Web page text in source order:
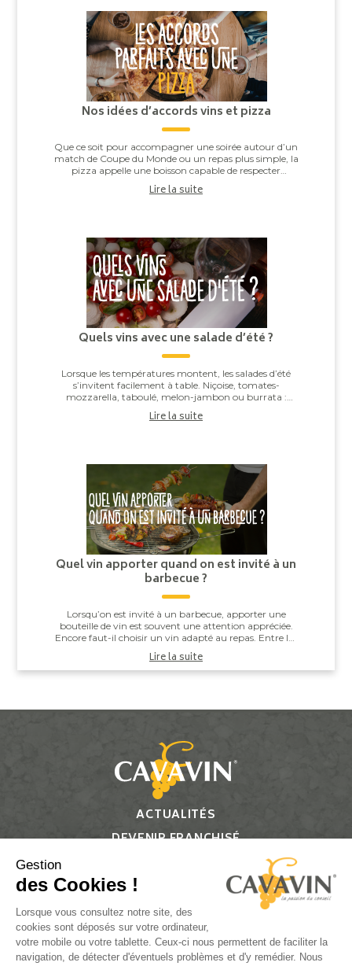
Nos idées d’accords vins et pizza
Que ce soit pour accompagner une soirée autour d’un
match de Coupe du Monde ou un repas plus simple, la
pizza appelle une boisson capable de respecter
Lire la suite
Quels vins avec une salade d’été ?
Lorsque les températures montent, les salades d’été
s’invitent facilement à table. Niçoise, tomates-
mozzarella, taboulé, melon-jambon ou burrata :
Lire la suite
Quel vin apporter quand on est invité à un
barbecue ?
Lorsqu’on est invité à un barbecue, apporter une
bouteille de vin est souvent une attention appréciée.
Encore faut-il choisir un vin adapté au repas. Entre les
Lire la suite
ACTUALITÉS
DEVENIR FRANCHISÉ
Suivez-nous
Gestion
des Cookies !
Lorsque vous consultez notre site, des
cookies sont déposés sur votre ordinateur,
votre mobile ou votre tablette. Ceux-ci nous permettent de faciliter la
navigation, de détecter d'éventuels problèmes et d'y remédier. Nous